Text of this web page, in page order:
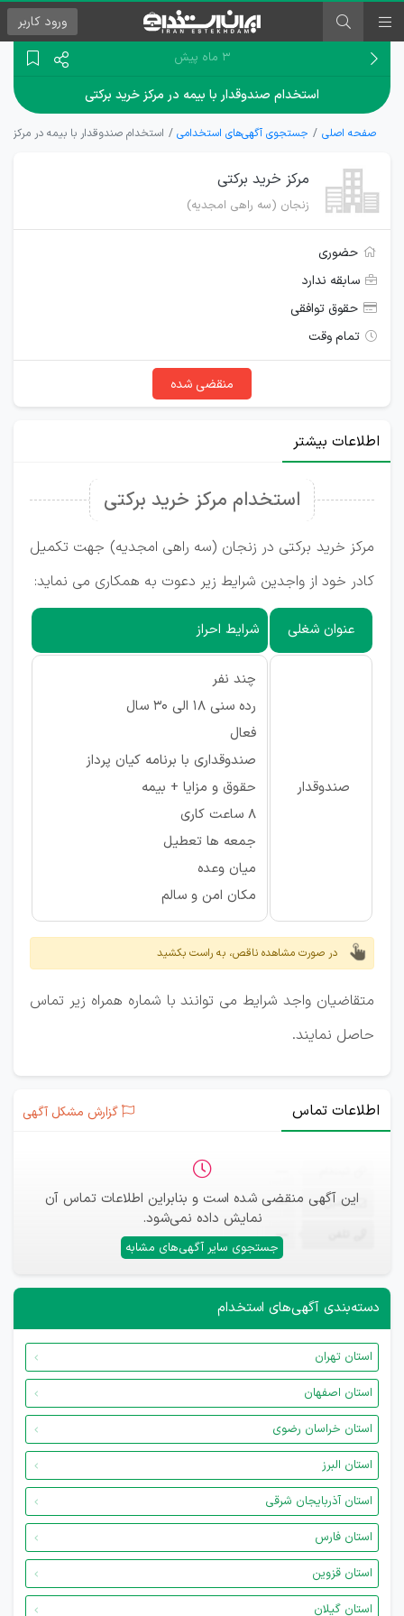
ورود کاربر
۳ ماه پیش
استخدام صندوقدار با بیمه در مرکز خرید برکتی
صفحه اصلی جستجوی آگهی‌های استخدامی استخدام صندوقدار با بیمه در مرکز
مرکز خرید برکتی
زنجان (سه راهی امجدیه)
حضوری
سابقه ندارد
حقوق توافقی
تمام وقت
منقضی شده
اطلاعات بیشتر
استخدام مرکز خرید برکتی
مرکز خرید برکتی در زنجان (سه راهی امجدیه) جهت تکمیل
کادر خود از واجدین شرایط زیر دعوت به همکاری می نماید:
عنوان شغلی شرایط احراز
صندوقدار
چند نفر
رده سنی 18 الی 30 سال
فعال
صندوقداری با برنامه کیان پرداز
حقوق و مزایا + بیمه
8 ساعت کاری
جمعه ها تعطیل
میان وعده
مکان امن و سالم
در صورت مشاهده ناقص، به راست بکشید
متقاضیان واجد شرایط می توانند با شماره همراه زیر تماس
حاصل نمایند.
اطلاعات تماس گزارش مشکل آگهی
این آگهی منقضی شده است و بنابراین اطلاعات تماس آن
نمایش داده نمی‌شود.
جستجوی سایر آگهی‌های مشابه
ایمیل —
—
دسته‌بندی آگهی‌های استخدام
استان تهران
استان اصفهان
استان خراسان رضوی
استان البرز
استان آذربایجان شرقی
استان فارس
استان قزوین
استان گیلان